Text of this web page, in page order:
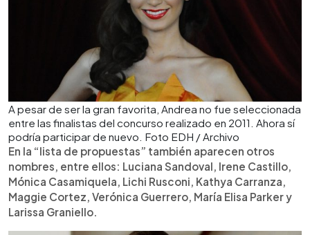
A pesar de ser la gran favorita, Andrea no fue seleccionada
entre las finalistas del concurso realizado en 2011. Ahora sí
podría participar de nuevo. Foto EDH / Archivo
En la “lista de propuestas” también aparecen otros
nombres, entre ellos: Luciana Sandoval, Irene Castillo,
Mónica Casamiquela, Lichi Rusconi, Kathya Carranza,
Maggie Cortez, Verónica Guerrero, María Elisa Parker y
Larissa Graniello.